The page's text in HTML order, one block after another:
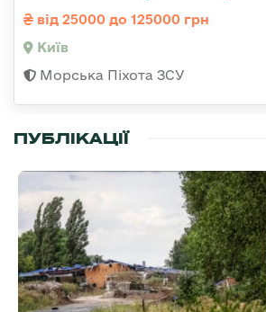
від 25000 до 125000 грн
Київ
Морська Піхота ЗСУ
ПУБЛІКАЦІЇ